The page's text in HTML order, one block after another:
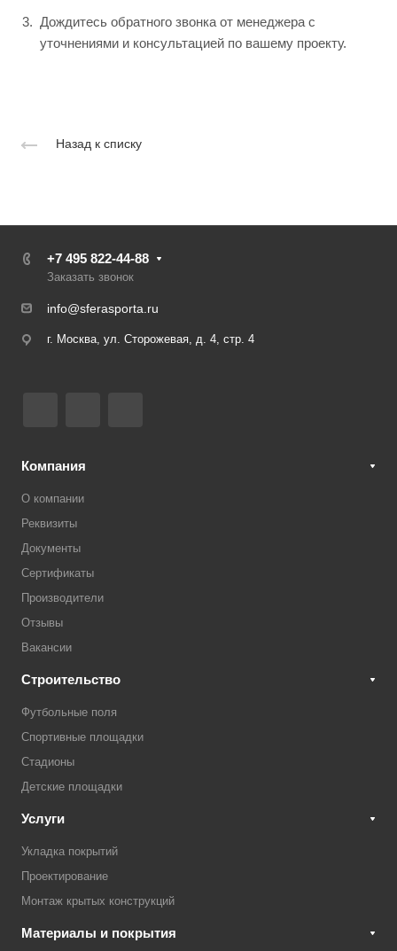
Дождитесь обратного звонка от менеджера с
уточнениями и консультацией по вашему проекту.
Назад к списку
+7 495 822-44-88
Заказать звонок
info@sferasporta.ru
г. Москва, ул. Сторожевая, д. 4, стр. 4
Компания
О компании
Реквизиты
Документы
Сертификаты
Производители
Отзывы
Вакансии
Строительство
Футбольные поля
Спортивные площадки
Стадионы
Детские площадки
Услуги
Укладка покрытий
Проектирование
Монтаж крытых конструкций
Материалы и покрытия